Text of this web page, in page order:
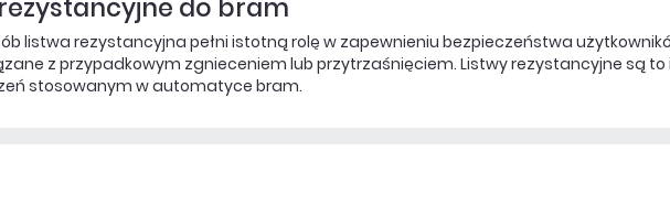
do bram
listwa rezystancyjna pełni istotną rolę w zapewnieniu bezpieczeństwa
z przypadkowym zgnieceniem lub przytrzaśnięciem. Listwy rezystancyjne są
stosowanym w automatyce bram.